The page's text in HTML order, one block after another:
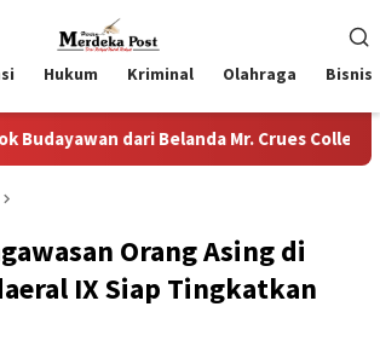
Hukum Kriminal Olahraga Bisnis
Belanda Mr. Crues Collen
Orang Asing di
IX Siap Tingkatkan